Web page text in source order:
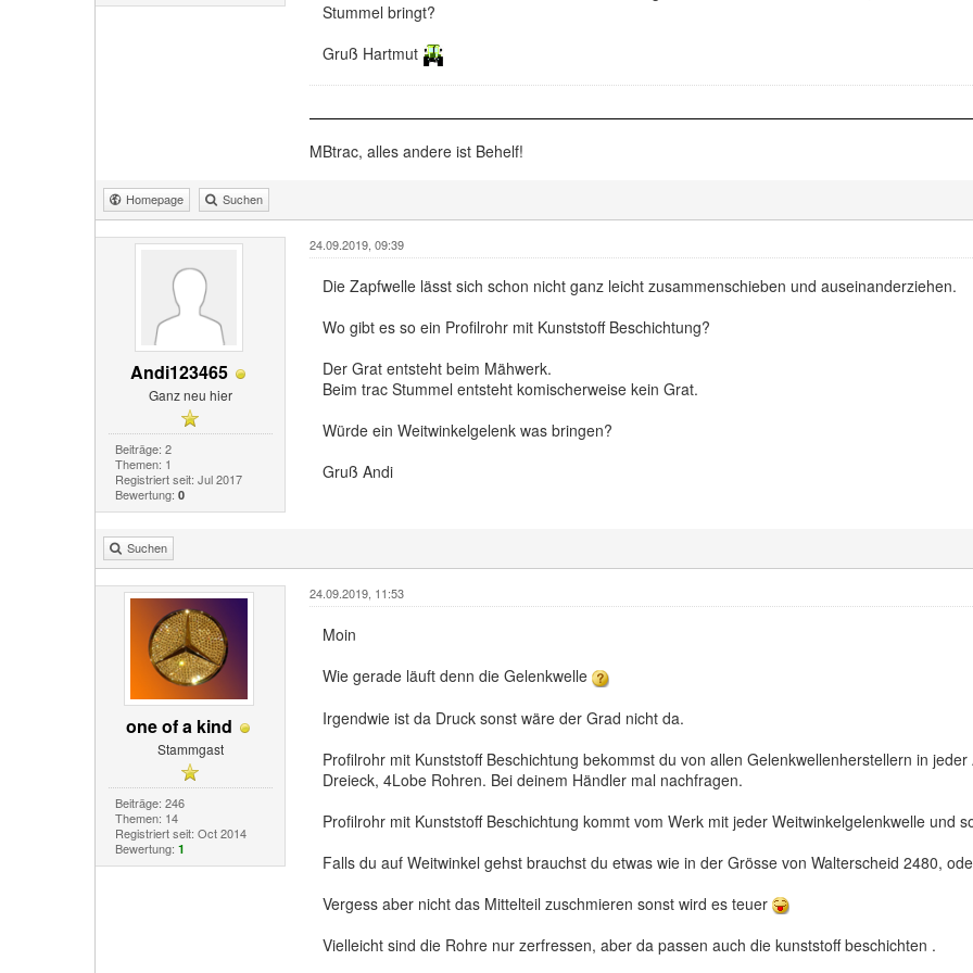
Stummel bringt?
Gruß Hartmut
MBtrac, alles andere ist Behelf!
Homepage Suchen
Andi123465
Ganz neu hier
Beiträge: 2
Themen: 1
Registriert seit: Jul 2017
Bewertung: 0
24.09.2019, 09:39
Die Zapfwelle lässt sich schon nicht ganz leicht zusammenschieben und auseinanderziehen.
Wo gibt es so ein Profilrohr mit Kunststoff Beschichtung?
Der Grat entsteht beim Mähwerk.
Beim trac Stummel entsteht komischerweise kein Grat.
Würde ein Weitwinkelgelenk was bringen?
Gruß Andi
Suchen
one of a kind
Stammgast
Beiträge: 246
Themen: 14
Registriert seit: Oct 2014
Bewertung: 1
24.09.2019, 11:53
Moin
Wie gerade läuft denn die Gelenkwelle
Irgendwie ist da Druck sonst wäre der Grad nicht da.
Profilrohr mit Kunststoff Beschichtung bekommst du von allen Gelenkwellenherstellern in
Dreieck, 4Lobe Rohren. Bei deinem Händler mal nachfragen.
Profilrohr mit Kunststoff Beschichtung kommt vom Werk mit jeder Weitwinkelgelenkwelle und
Falls du auf Weitwinkel gehst brauchst du etwas wie in der Grösse von Walterscheid 2480,
Vergess aber nicht das Mittelteil zuschmieren sonst wird es teuer
Vielleicht sind die Rohre nur zerfressen, aber da passen auch die kunststoff beschichten .